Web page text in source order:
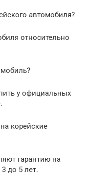
автомобиля?
относительно
у официальных
корейские
гарантию на
до 5 лет.